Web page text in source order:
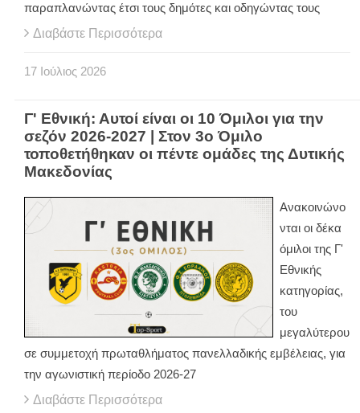
παραπλανώντας έτσι τους δημότες και οδηγώντας τους
Διαβάστε Περισσότερα
17 Ιούλιος 2026
Γ' Εθνική: Αυτοί είναι οι 10 Όμιλοι για την
σεζόν 2026-2027 | Στον 3ο Όμιλο
τοποθετήθηκαν οι πέντε ομάδες της Δυτικής
Μακεδονίας
Ανακοινώνο
νται οι δέκα
όμιλοι της Γ'
Εθνικής
κατηγορίας,
του
μεγαλύτερου
σε συμμετοχή πρωταθλήματος πανελλαδικής εμβέλειας, για
την αγωνιστική περίοδο 2026-27
Διαβάστε Περισσότερα